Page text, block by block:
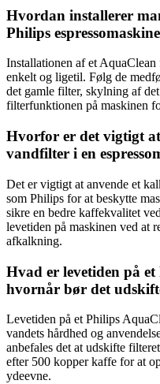
Hvordan installerer
Philips
Installationen af et
enkelt og ligetil. Følg de
det gamle filter, skylning af
filterfunktionen på maskinen
Hvorfor er det vigtigt
vandfilter i en
Det er vigtigt at anvende et
som Philips for at beskytte
sikre en bedre kaffekvalitet
levetiden på maskinen ved at
afkalkning.
Hvad er levetiden på
hvornår bør det
Levetiden på et Philips
vandets hårdhed og
anbefales det at udskifte
efter 500 kopper kaffe for at
ydeevne.